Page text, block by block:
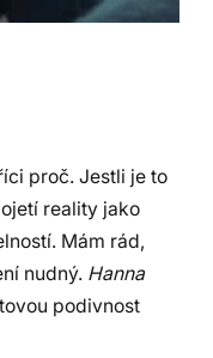
proč. Jestli je to
reality jako
Mám rád,
nudný. Hanna
podivnost